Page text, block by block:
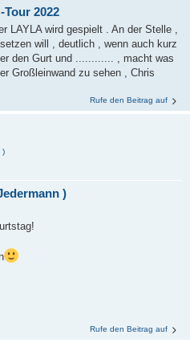
Tour 2022
LAYLA wird gespielt . An der Stelle ,
will , deutlich , wenn auch kurz
den Gurt und ............ , macht was
Großleinwand zu sehen , Chris
Rufe den Beitrag auf
)
)
Rufe den Beitrag auf